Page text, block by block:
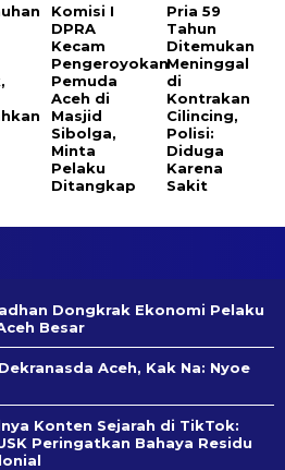
Komisi I
DPRA
Kecam
Pengeroyokan
Pemuda
Aceh di
Masjid
Sibolga,
Minta
Pelaku
Ditangkap
Pria 59
Tahun
Ditemukan
Meninggal
di
Kontrakan
Cilincing,
Polisi:
Diduga
Karena
Sakit
Dongkrak Ekonomi Pelaku
Besar
Aceh, Kak Na: Nyoe
Konten Sejarah di TikTok:
Peringatkan Bahaya Residu